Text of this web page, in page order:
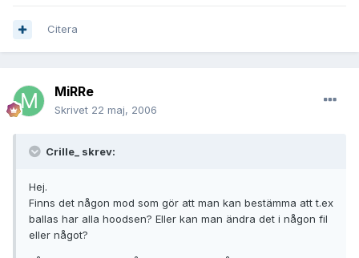
Citera
MiRRe
Skrivet 22 maj, 2006
Crille_ skrev:
Hej.
Finns det någon mod som gör att man kan bestämma att t.ex
ballas har alla hoodsen? Eller kan man ändra det i någon fil
eller något?